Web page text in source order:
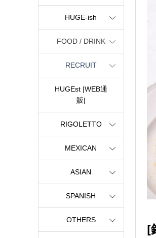
[
HUGE-ish
FOOD / DRINK
RECRUIT
HUGEst |WEB通
販|
RIGOLETTO
MEXICAN
ASIAN
SPANISH
OTHERS